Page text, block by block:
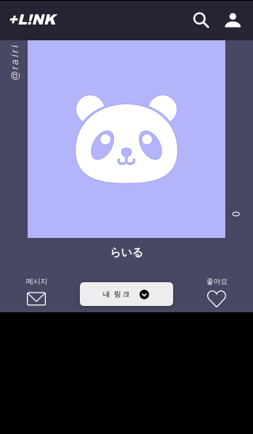
+L!NK
@rairi
0
らいる
메시지
내 링크
좋아요